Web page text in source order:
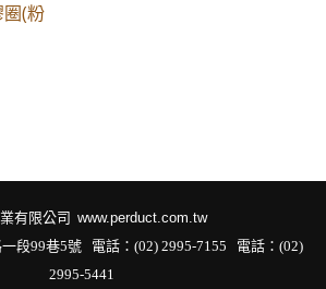
圈(粉
有限公司 www.perduct.com.tw
段99巷5號 電話：(02) 2995-7155 電話：(02)
2995-5441